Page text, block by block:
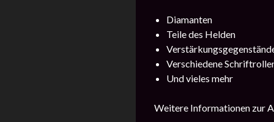
Diamanten
Teile des Helden
Verschiedene
Und vieles mehr
Weitere Informationen zur